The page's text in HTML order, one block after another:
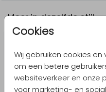
Cookies
Wij gebruiken cookies
om een betere
websiteverkeer en onze
voor marketing- en
Meer in dezelfde stijl